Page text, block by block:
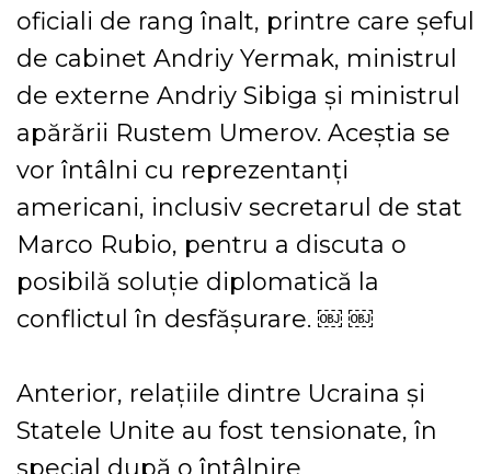
oficiali de rang înalt, printre care șeful
de cabinet Andriy Yermak, ministrul
de externe Andriy Sibiga și ministrul
apărării Rustem Umerov. Aceștia se
vor întâlni cu reprezentanți
americani, inclusiv secretarul de stat
Marco Rubio, pentru a discuta o
posibilă soluție diplomatică la
conflictul în desfășurare. ￼ ￼
Anterior, relațiile dintre Ucraina și
Statele Unite au fost tensionate, în
special după o întâlnire